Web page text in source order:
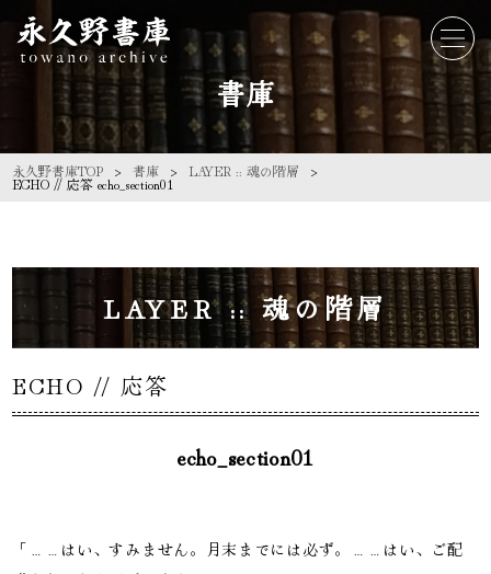
書庫
永久野書庫TOP 書庫 LAYER :: 魂の階層
ECHO // 応答 echo_section01
LAYER :: 魂の階層
ECHO // 応答
echo_section01
「……はい、すみません。月末までには必ず。……はい、ご配